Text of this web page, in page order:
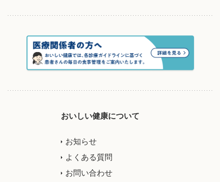
おいしい健康について
お知らせ
よくある質問
お問い合わせ